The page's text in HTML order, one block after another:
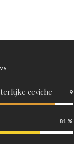
ceviche 9
81